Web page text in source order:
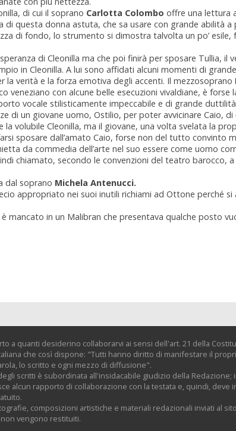
di cui il soprano Carlotta Colombo offre una lettura
di questa donna astuta, che sa usare con grande abilità
di fondo, lo strumento si dimostra talvolta un po’ esile,
di Cleonilla ma che poi finirà per sposare Tullia, il
in Cleonilla. A lui sono affidati alcuni momenti di
la verità e la forza emotiva degli accenti. Il mezzosoprano
veneziano con alcune belle esecuzioni vivaldiane, è forse
vocale stilisticamente impeccabile e di grande
di un giovane uomo, Ostilio, per poter avvicinare Caio,
la volubile Cleonilla, ma il giovane, una volta svelata la
sposare dall’amato Caio, forse non del tutto convinto
da commedia dell’arte nel suo essere come uomo
chiamato, secondo le convenzioni del teatro barocco,
dal soprano Michela Antenucci.
appropriato nei suoi inutili richiami ad Ottone perché
mancato in un Malibran che presentava qualche posto
a quanti desiderino collaborarvi ai sensi dell'art. 21 della
che così dispone: "Tutti hanno diritto di manifestare il
lo scritto e ogni mezzo di diffusione".
scritti è subordinata all'insidacabile giudizio della Redazione;
alcun rapporto di collaborazione con la testata e, quindi, deve
composizioni artistiche e materiali redazionali inviati al
vengono restituiti.